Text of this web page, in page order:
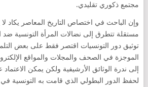
مجتمع ذكوري تقليدي.
وإن الباحث في اختصاص التاريخ المعاصر يكاد لا
مستقلة تتطرق إلى نضالات المرأة التونسية ضد
توثيق دور التونسيات اقتصر فقط على بعض
الموجزة في الصحف والمجلات والمواقع
إلى ندرة الوثائق الأرشيفية ولكن يمكن الاعتماد
لحفظ الدور البطولي الذي قامت به التونسية في